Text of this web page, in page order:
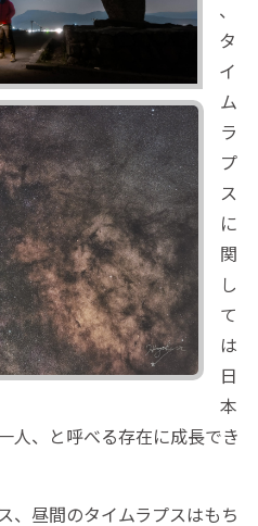
、
タ
イ
ム
ラ
プ
ス
に
関
し
て
は
日
本
人、と呼べる存在に成長でき
、昼間のタイムラプスはもち